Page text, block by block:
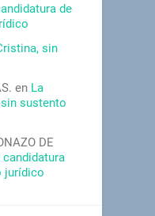
de
sin
en La
sustento
DE
candidatura
jurídico